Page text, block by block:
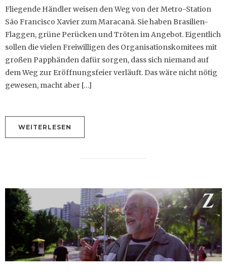
Fliegende Händler weisen den Weg von der Metro-Station
São Francisco Xavier zum Maracanã. Sie haben Brasilien-
Flaggen, grüne Perücken und Tröten im Angebot. Eigentlich
sollen die vielen Freiwilligen des Organisationskomitees mit
großen Papphänden dafür sorgen, dass sich niemand auf
dem Weg zur Eröffnungsfeier verläuft. Das wäre nicht nötig
gewesen, macht aber […]
WEITERLESEN